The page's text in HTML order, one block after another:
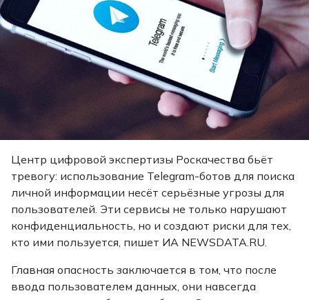
Центр цифровой экспертизы Роскачества бьёт
тревогу: использование Telegram-ботов для поиска
личной информации несёт серьёзные угрозы для
пользователей. Эти сервисы не только нарушают
конфиденциальность, но и создают риски для тех,
кто ими пользуется, пишет ИА NEWSDATA.RU.
Главная опасность заключается в том, что после
ввода пользователем данных, они навсегда